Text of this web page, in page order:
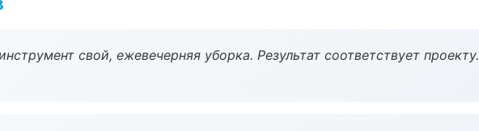
свой, ежевечерняя уборка. Результат соответствует проекту.